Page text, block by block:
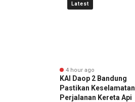
Latest
4 hour ago
KAI Daop 2 Bandung
Pastikan Keselamatan
Perjalanan Kereta Api